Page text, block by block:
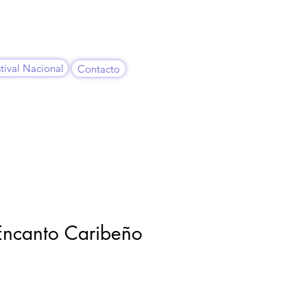
Nacional
Contacto
Caribeño